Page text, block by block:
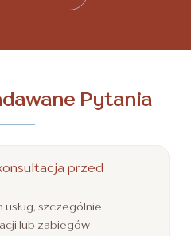
Pytania
przed
szczególnie
lub zabiegów